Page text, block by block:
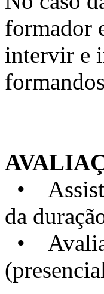
formador
intervir e
•
da
•